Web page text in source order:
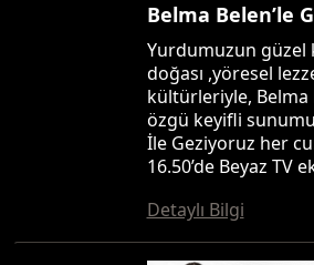
Belma Belen’le
Yurdumuzun güzel
doğası ,yöresel
kültürleriyle,
özgü keyifli
İle Geziyoruz her
16.50’de Beyaz TV
Detaylı Bilgi